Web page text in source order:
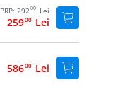
PRP: 29200 Lei
25900 Lei
58600 Lei